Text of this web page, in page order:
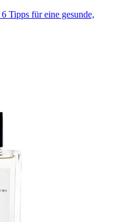
6 Tipps für eine gesunde,